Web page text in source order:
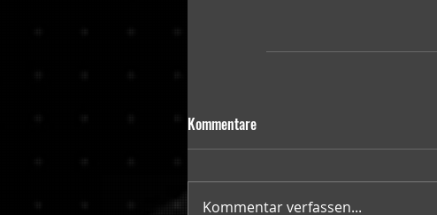
Kommentare
Kommentar verfassen...